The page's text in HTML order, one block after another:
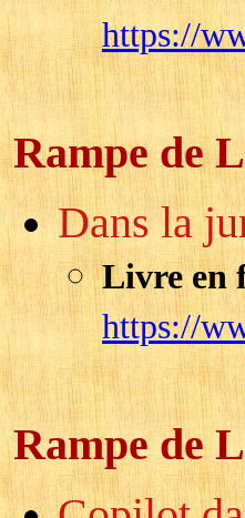
https://
Rampe de
Dans la
Livre en
https://
Rampe de